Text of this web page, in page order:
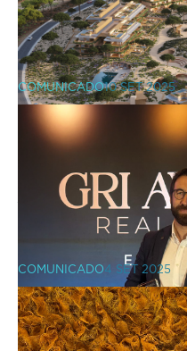
VIC Properties
COMUNICADO10 SET 2025
COMUNICADO4 SET 2025